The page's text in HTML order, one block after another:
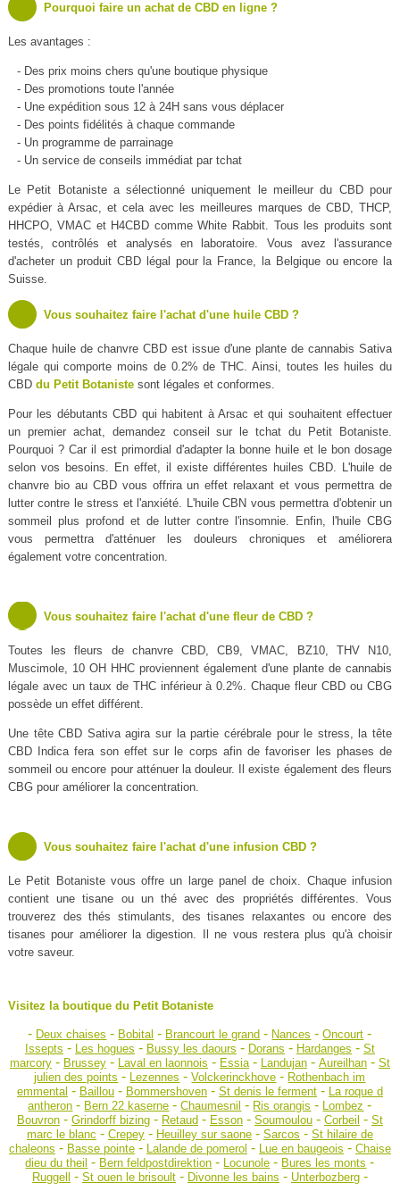
Pourquoi faire un achat de CBD en ligne ?
Les avantages :
- Des prix moins chers qu'une boutique physique
- Des promotions toute l'année
- Une expédition sous 12 à 24H sans vous déplacer
- Des points fidélités à chaque commande
- Un programme de parrainage
- Un service de conseils immédiat par tchat
Le Petit Botaniste a sélectionné uniquement le meilleur du CBD pour
expédier à Arsac, et cela avec les meilleures marques de CBD, THCP,
HHCPO, VMAC et H4CBD comme White Rabbit. Tous les produits sont
testés, contrôlés et analysés en laboratoire. Vous avez l'assurance
d'acheter un produit CBD légal pour la France, la Belgique ou encore la
Suisse.
Vous souhaitez faire l'achat d'une huile CBD ?
Chaque huile de chanvre CBD est issue d'une plante de cannabis Sativa
légale qui comporte moins de 0.2% de THC. Ainsi, toutes les huiles du
CBD du Petit Botanistesont légales et conformes.
Pour les débutants CBD qui habitent à Arsac et qui souhaitent effectuer
un premier achat, demandez conseil sur le tchat du Petit Botaniste.
Pourquoi ? Car il est primordial d'adapter la bonne huile et le bon dosage
selon vos besoins. En effet, il existe différentes huiles CBD. L'huile de
chanvre bio au CBD vous offrira un effet relaxant et vous permettra de
lutter contre le stress et l'anxiété. L'huile CBN vous permettra d'obtenir un
sommeil plus profond et de lutter contre l'insomnie. Enfin, l'huile CBG
vous permettra d'atténuer les douleurs chroniques et améliorera
également votre concentration.
Vous souhaitez faire l'achat d'une fleur de CBD ?
Toutes les fleurs de chanvre CBD, CB9, VMAC, BZ10, THV N10,
Muscimole, 10 OH HHC proviennent également d'une plante de cannabis
légale avec un taux de THC inférieur à 0.2%. Chaque fleur CBD ou CBG
possède un effet différent.
Une tête CBD Sativa agira sur la partie cérébrale pour le stress, la tête
CBD Indica fera son effet sur le corps afin de favoriser les phases de
sommeil ou encore pour atténuer la douleur. Il existe également des fleurs
CBG pour améliorer la concentration.
Vous souhaitez faire l'achat d'une infusion CBD ?
Le Petit Botaniste vous offre un large panel de choix. Chaque infusion
contient une tisane ou un thé avec des propriétés différentes. Vous
trouverez des thés stimulants, des tisanes relaxantes ou encore des
tisanes pour améliorer la digestion. Il ne vous restera plus qu'à choisir
votre saveur.
Visitez la boutique du Petit Botaniste
- Deux chaises - Bobital - Brancourt le grand - Nances -Oncourt -
Issepts - Les hogues - Bussy les daours - Dorans - Hardanges - St
marcory- Brussey- Laval en laonnois - Essia- Landujan- Aureilhan- St
julien des points - Lezennes -Volckerinckhove - Rothenbach im
emmental - Baillou- Bommershoven- St denis le ferment- La roque d
antheron - Bern 22 kaserne -Chaumesnil - Ris orangis - Lombez -
Bouvron- Grindorff bizing- Retaud- Esson- Soumoulou- Corbeil - St
marc le blanc - Crepey- Heuilley sur saone- Sarcos - St hilaire de
chaleons - Basse pointe- Lalande de pomerol - Lue en baugeois - Chaise
dieu du theil - Bern feldpostdirektion - Locunole - Bures les monts -
Ruggell - St ouen le brisoult- Divonne les bains - Unterbozberg-